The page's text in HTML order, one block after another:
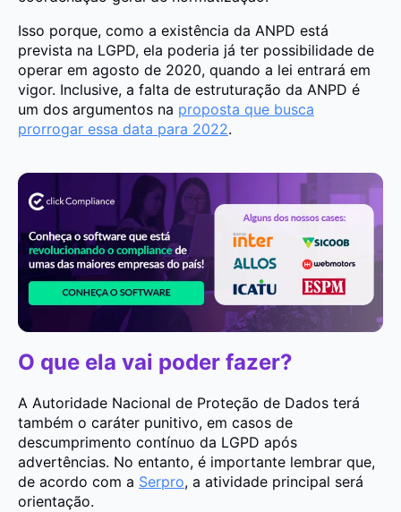
Isso porque, como a existência da ANPD está
prevista na LGPD, ela poderia já ter possibilidade de
operar em agosto de 2020, quando a lei entrará em
vigor. Inclusive, a falta de estruturação da ANPD é
um dos argumentos na proposta que busca
prorrogar essa data para 2022.
O que ela vai poder fazer?
A Autoridade Nacional de Proteção de Dados terá
também o caráter punitivo, em casos de
descumprimento contínuo da LGPD após
advertências. No entanto, é importante lembrar que,
de acordo com a Serpro, a atividade principal será
orientação.